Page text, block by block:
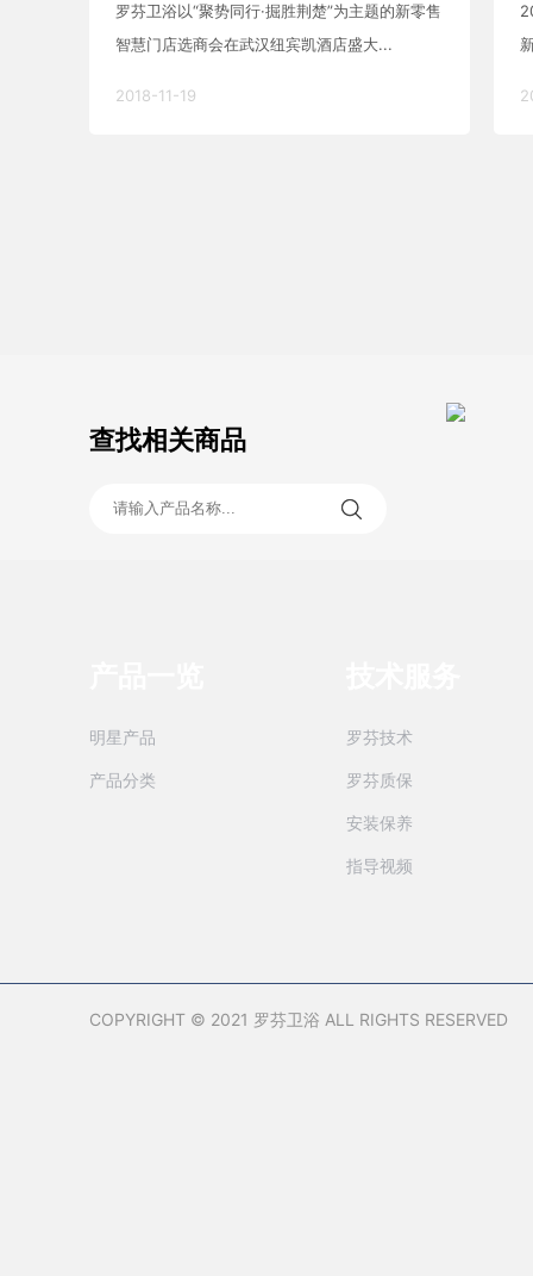
罗芬卫浴以“聚势同行·掘胜荆楚”为主题的新零售
智慧门店选商会在武汉纽宾凯酒店盛大...
2018-11-19
查找相关商品
明星产品
产品分类
罗芬技术
罗芬质保
安装保养
指导视频
COPYRIGHT © 2021 罗芬卫浴 ALL RIGHTS RESERVED